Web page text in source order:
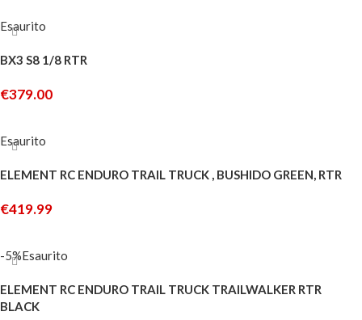
Esaurito
BX3 S8 1/8 RTR
€379.00
Esaurito
ELEMENT RC ENDURO TRAIL TRUCK , BUSHIDO GREEN, RTR
€419.99
-5%Esaurito
ELEMENT RC ENDURO TRAIL TRUCK TRAILWALKER RTR
BLACK